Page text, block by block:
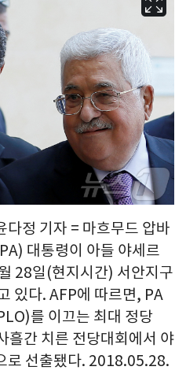
정 기자 = 마흐무드 압바
대통령이 아들 야세르
28일(현지시간) 서안지구
있다. AFP에 따르면, PA
를 이끄는 최대 정당
흘간 치른 전당대회에서 야
로 선출됐다. 2018.05.28.